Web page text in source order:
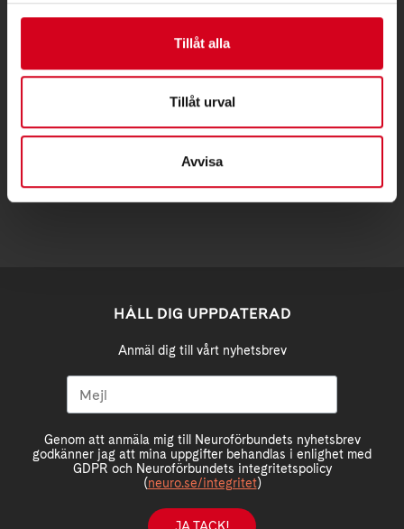
Tillåt alla
Tillåt urval
Avvisa
Telefon:08 - 720 29 40
Samma som besöksadress
HÅLL DIG UPPDATERAD
Anmäl dig till vårt nyhetsbrev
Genom att anmäla mig till Neuroförbundets nyhetsbrev
godkänner jag att mina uppgifter behandlas i enlighet med
GDPR och Neuroförbundets integritetspolicy
(neuro.se/integritet)